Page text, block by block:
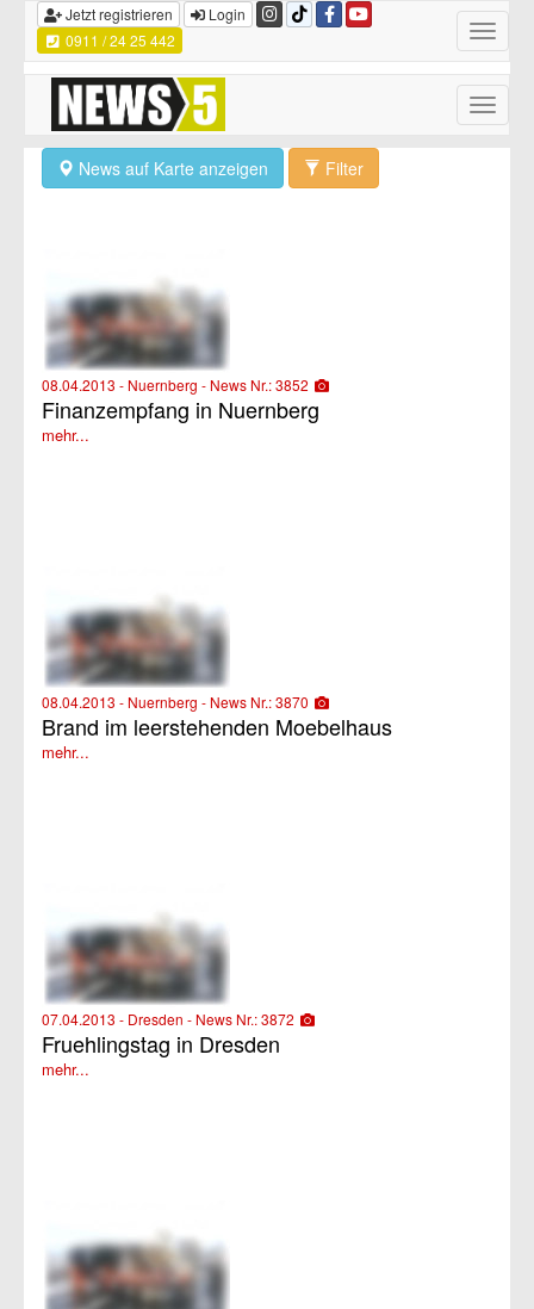
Toggle
Jetzt registrieren
Login
0911 / 24 25 442
Toggle
News auf Karte anzeigen
Filter
08.04.2013 - Nuernberg - News Nr.: 3852
Finanzempfang in Nuernberg
mehr...
08.04.2013 - Nuernberg - News Nr.: 3870
Brand im leerstehenden Moebelhaus
mehr...
07.04.2013 - Dresden - News Nr.: 3872
Fruehlingstag in Dresden
mehr...